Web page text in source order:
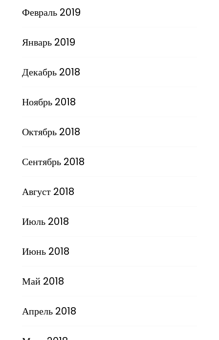
Февраль 2019
Январь 2019
Декабрь 2018
Ноябрь 2018
Октябрь 2018
Сентябрь 2018
Август 2018
Июль 2018
Июнь 2018
Май 2018
Апрель 2018